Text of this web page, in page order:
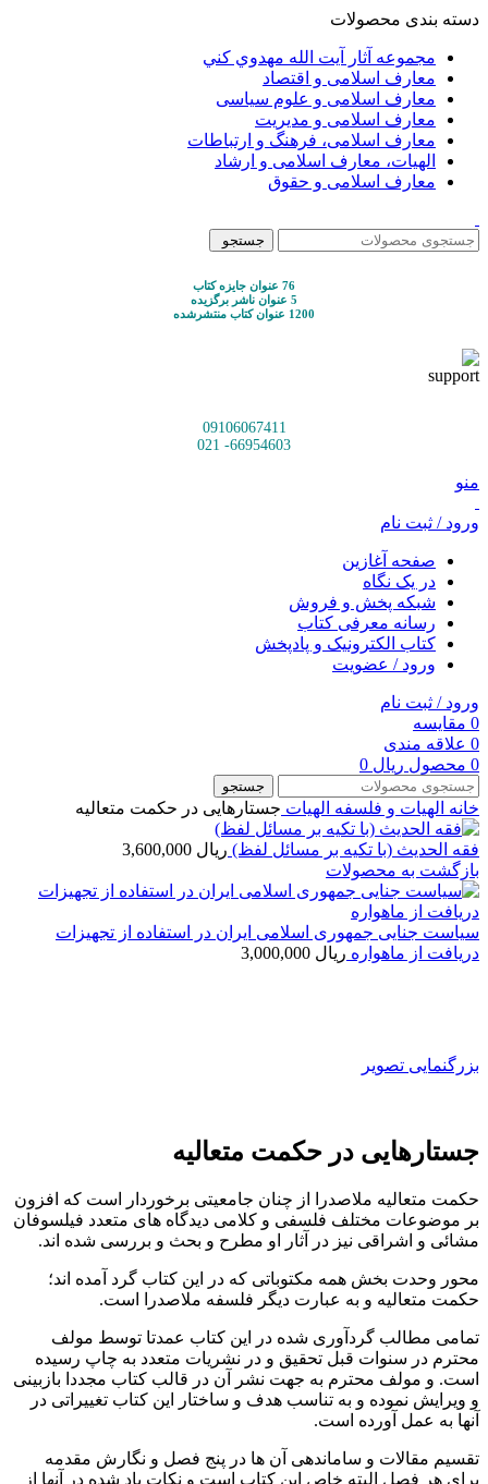
دسته بندی محصولات
مجموعه آثار آيت الله مهدوي كني
معارف اسلامی و اقتصاد
معارف اسلامی و علوم سیاسی
معارف اسلامی و مدیریت
معارف اسلامی، فرهنگ و ارتباطات
الهیات، معارف اسلامی و ارشاد
معارف اسلامی و حقوق
جستجو
76 عنوان جایزه کتاب
5 عنوان ناشر برگزیده
1200 عنوان کتاب منتشرشده
09106067411
66954603- 021
منو
ورود / ثبت نام
صفحه آغازین
در یک نگاه
شبکه پخش و فروش
رسانه معرفی کتاب
کتاب الکترونیک و پادپخش
ورود / عضویت
ورود / ثبت نام
0 مقایسه
0 علاقه مندی
0 محصول ریال
جستجو
خانه الهیات و فلسفه الهيات جستارهایی در حکمت متعالیه
فقه الحدیث (با تکیه بر مسائل لفظ) ریال
بازگشت به محصولات
سیاست جنایی جمهوری اسلامی ایران در استفاده از تجهیزات
دریافت از ماهواره ریال
بزرگنمایی تصویر
جستارهایی در حکمت متعالیه
حکمت متعالیه ملاصدرا از چنان جامعیتی برخوردار است که افزون
بر موضوعات مختلف فلسفی و کلامی دیدگاه های متعدد فیلسوفان
مشائی و اشراقی نیز در آثار او مطرح و بحث و بررسی شده اند.
محور وحدت بخش همه مکتوباتی که در این کتاب گرد آمده اند؛
حکمت متعالیه و به عبارت دیگر فلسفه ملاصدرا است.
تمامی مطالب گردآوری شده در این کتاب عمدتا توسط مولف
محترم در سنوات قبل تحقیق و در نشریات متعدد به چاپ رسیده
است. و مولف محترم به جهت نشر آن در قالب کتاب مجددا بازبینی
و ویرایش نموده و به تناسب هدف و ساختار این کتاب تغییراتی در
آنها به عمل آورده است.
تقسیم مقالات و ساماندهی آن ها در پنج فصل و نگارش مقدمه
برای هر فصل البته خاص این کتاب است و نکات یاد شده در آنها از